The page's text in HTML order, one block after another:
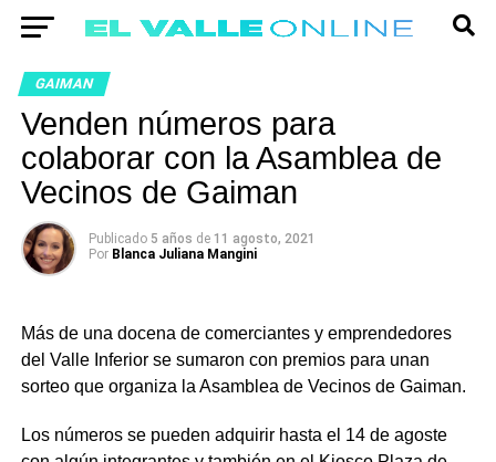
GAIMAN
Venden números para
colaborar con la Asamblea de
Vecinos de Gaiman
Publicado 5 años de 11 agosto, 2021
Por Blanca Juliana Mangini
Más de una docena de comerciantes y emprendedores
del Valle Inferior se sumaron con premios para unan
sorteo que organiza la Asamblea de Vecinos de Gaiman.
Los números se pueden adquirir hasta el 14 de agoste